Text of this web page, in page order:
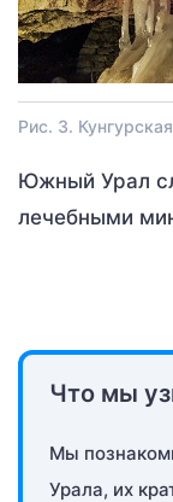
Рис. 3.
Южный Урал
лечебными
Что мы
Мы
Урала, их